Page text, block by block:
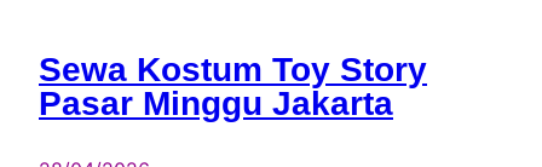
Sewa Kostum Toy Story
Pasar Minggu Jakarta